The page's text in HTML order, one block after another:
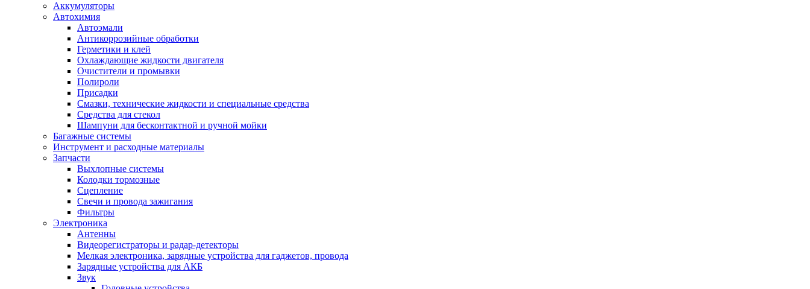
Аккумуляторы
Автохимия
Автоэмали
Антикоррозийные обработки
Герметики и клей
Охлаждающие жидкости двигателя
Очистители и промывки
Полироли
Присадки
Смазки, технические жидкости и специальные средства
Средства для стекол
Шампуни для бесконтактной и ручной мойки
Багажные системы
Инструмент и расходные материалы
Запчасти
Выхлопные системы
Колодки тормозные
Сцепление
Свечи и провода зажигания
Фильтры
Электроника
Антенны
Видеорегистраторы и радар-детекторы
Мелкая электроника, зарядные устройства для гаджетов, провода
Зарядные устройства для АКБ
Звук